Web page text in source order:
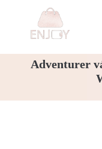
Adventurer